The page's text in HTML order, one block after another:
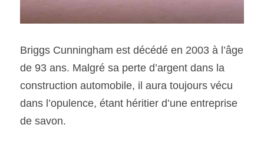
Briggs Cunningham est décédé en 2003 à l’âge
de 93 ans. Malgré sa perte d’argent dans la
construction automobile, il aura toujours vécu
dans l’opulence, étant héritier d’une entreprise
de savon.